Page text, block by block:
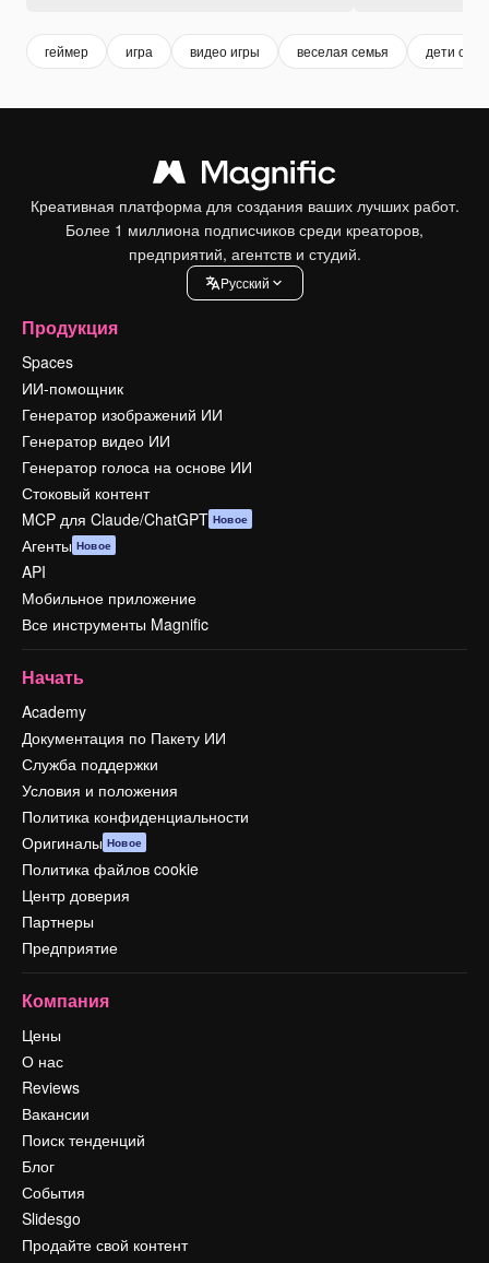
геймер игра видео игры веселая семья дети
Креативная платформа для создания ваших лучших работ.
Более 1 миллиона подписчиков среди креаторов,
предприятий, агентств и студий.
Pусский
Продукция
Spaces
ИИ-помощник
Генератор изображений ИИ
Генератор видео ИИ
Генератор голоса на основе ИИ
Стоковый контент
MCP для Claude/ChatGPT Новое
Агенты Новое
API
Мобильное приложение
Все инструменты Magnific
Начать
Academy
Документация по Пакету ИИ
Служба поддержки
Условия и положения
Политика конфиденциальности
Оригиналы Новое
Политика файлов cookie
Центр доверия
Партнеры
Предприятие
Компания
Цены
О нас
Reviews
Вакансии
Поиск тенденций
Блог
События
Slidesgo
Продайте свой контент